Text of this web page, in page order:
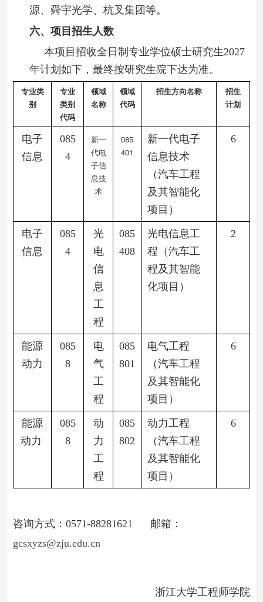
源、舜宇光学、杭叉集团等。
六、项目招生人数
本项目招收全日制专业学位硕士研究生2027
年计划如下，最终按研究生院下达为准。
专业类
别
专业
类别
代码
领域
名称
领域
代码
招生方向名称
招生
计划
电子
信息
085
4
新一
代电
子信
息技
术
085
401
新一代电子
信息技术
（汽车工程
及其智能化
项目）
6
电子
信息
085
4
光
电
信
息
工
程
085
408
光电信息工
程（汽车工
程及其智能
化项目）
2
能源
动力
085
8
电
气
工
程
085
801
电气工程
（汽车工程
及其智能化
项目）
6
能源
动力
085
8
动
力
工
程
085
802
动力工程
（汽车工程
及其智能化
项目）
6
咨询方式： 0571-88281621 邮箱：
gcsxyzs@zju.edu.cn
浙江大学工程师学院